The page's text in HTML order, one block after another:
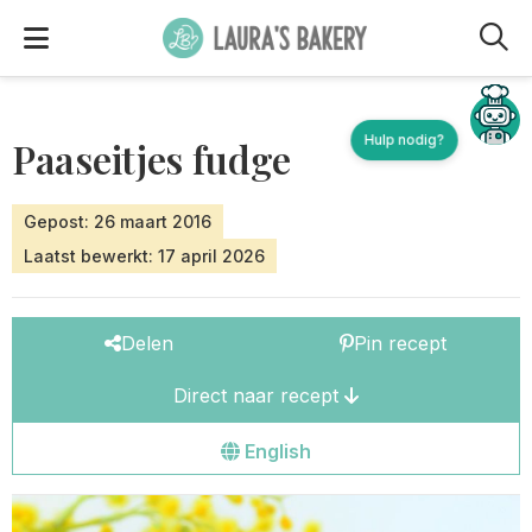
Paaseitjes fudge
Gepost: 26 maart 2016
Laatst bewerkt: 17 april 2026
Delen Pin recept
English
the
Direct naar recept
Hulp nodig?